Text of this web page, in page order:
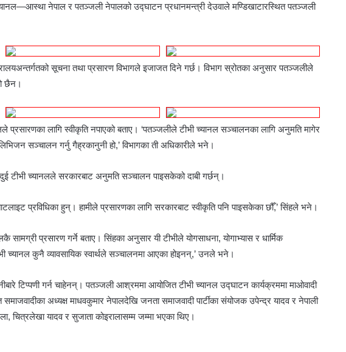
नेपाल र पतञ्जली नेपालको उद्घाटन प्रधानमन्त्री देउवाले मण्डिखाटारस्थित पतञ्जली
सूचना तथा प्रसारण विभागले इजाजत दिने गर्छ। विभाग स्रोतका अनुसार पतञ्जलीले
छैन।
प्रसारणका लागि स्वीकृति नपाएको बताए। ‘पतञ्जलीले टीभी च्यानल सञ्चालनका लागि अनुमति मागेर
सञ्चालन गर्नु गैह्रकानुनी हो,’ विभागका ती अधिकारीले भने।
टीभी च्यानलले सरकारबाट अनुमति सञ्चालन पाइसकेको दाबी गर्छन्।
प्रविधिका हुन्। हामीले प्रसारणका लागि सरकारबाट स्वीकृति पनि पाइसकेका छौँ,’ सिंहले भने।
प्रसारण गर्ने बताए। सिंहका अनुसार यी टीभीले योगसाधना, योगाभ्यास र धार्मिक
च्यानल कुनै व्यावसायिक स्वार्थले सञ्चालनमा आएका होइनन्,’ उनले भने।
टिप्पणी गर्न चाहेनन्। पतञ्जली आश्रममा आयोजित टीभी च्यानल उद्घाटन कार्यक्रममा माओवादी
अध्यक्ष माधवकुमार नेपालदेखि जनता समाजवादी पार्टीका संयोजक उपेन्द्र यादव र नेपाली
चित्रलेखा यादव र सुजाता कोइरालासम्म जम्मा भएका थिए।